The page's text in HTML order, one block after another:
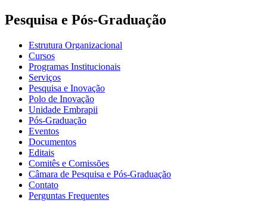
Pesquisa e Pós-Graduação
Estrutura Organizacional
Cursos
Programas Institucionais
Serviços
Pesquisa e Inovação
Polo de Inovação
Unidade Embrapii
Pós-Graduação
Eventos
Documentos
Editais
Comitês e Comissões
Câmara de Pesquisa e Pós-Graduação
Contato
Perguntas Frequentes